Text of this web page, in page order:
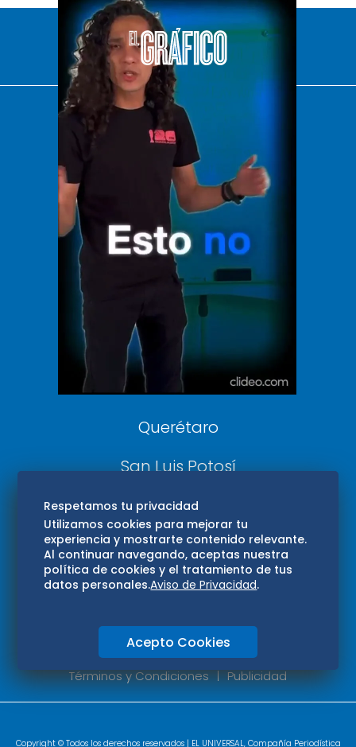
El Universal
Vive USA
Clase
De 10 sports
DeDinero
Confabulario
Aviso Oportuno
Consultas
Querétaro
San Luis Potosí
Edomex
Consultas
Hidalgo
Oaxaca
Aviso de privacidad
Directorio
Términos y Condiciones
Publicidad
Copyright © Todos los derechos reservados | EL UNIVERSAL, Compañía Periodística
Respetamos tu privacidad
Utilizamos cookies para mejorar tu
experiencia y mostrarte contenido relevante.
Al continuar navegando, aceptas nuestra
política de cookies y el tratamiento de tus
datos personales.Aviso de Privacidad.
Acepto Cookies